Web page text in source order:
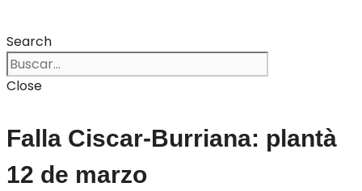
Search
Close
Falla Ciscar-Burriana: plantà
12 de marzo